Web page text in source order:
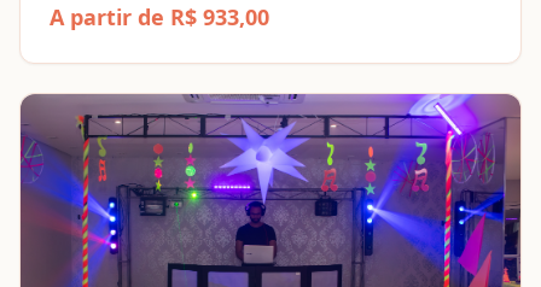
A partir de R$ 933,00